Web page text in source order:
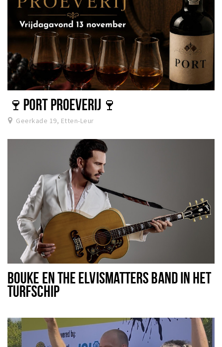
🍷PORT PROEVERIJ🍷
Geerkade 19, Etten-Leur
BOUKE EN THE ELVISMATTERS BAND IN HET
TURFSCHIP